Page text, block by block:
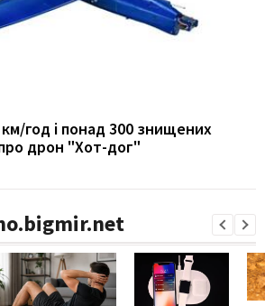
год і понад 300 знищених
дрон "Хот-дог"